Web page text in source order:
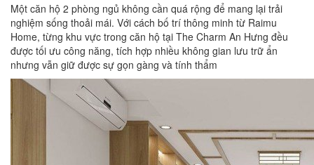
Một căn hộ 2 phòng ngủ không cần quá rộng để mang lại trải
nghiệm sống thoải mái. Với cách bố trí thông minh từ Raimu
Home, từng khu vực trong căn hộ tại The Charm An Hưng đều
được tối ưu công năng, tích hợp nhiều không gian lưu trữ ẩn
nhưng vẫn giữ được sự gọn gàng và tính thẩm